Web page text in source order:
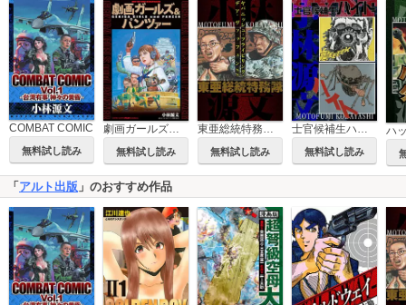
COMBAT COMIC
無料試し読み 無料試し読み 無料試し読み 無料試し読み
「 アルト出版 」のおすすめ作品